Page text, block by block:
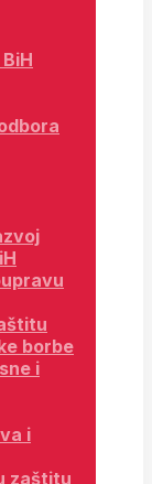
borbe
i
i
zaštitu